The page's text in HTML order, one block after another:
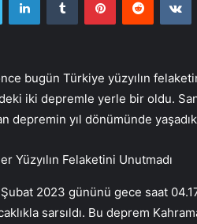
bugün Türkiye yüzyılın
iki depremle yerle bir oldu.
depremin yıl dönümünde
Yüzyılın Felaketini Unutmadı
2023 gününü gece saat
sarsıldı. Bu deprem